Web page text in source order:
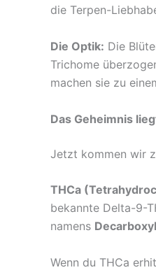
die Terpen-
Die Optik: Die
Trichome
machen sie zu
Das Geheimnis
Jetzt kommen wir
THCa
bekannte Delta-9-
namens
Wenn du THCa